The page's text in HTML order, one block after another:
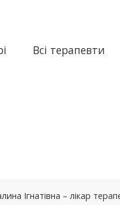
Всі терапевти
Ігнатівна – лікар